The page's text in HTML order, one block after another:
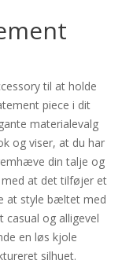
til at holde
piece i dit
materialevalg
og viser, at du har
din talje og
at det tilføjer et
at style bæltet med
og alligevel
en løs kjole
silhuet.